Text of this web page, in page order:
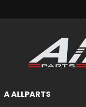
A ALLPARTS